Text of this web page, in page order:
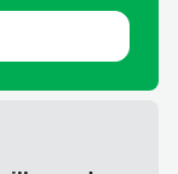
Bogotá,
en